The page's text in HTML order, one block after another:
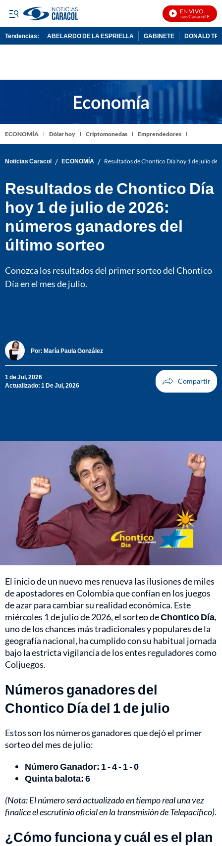
EN VIVO
Noticias Caracol En Vivo
Tendencias: ABELARDO DE LA ESPRIELLA GABINETE DONALD
ECONOMÍA Dólar hoy Criptomonedas Emprendedores
Noticias Caracol / ECONOMÍA / Resultados de Chontico Día hoy 1 de julio
Resultados de Chontico Día
hoy 1 de julio de 2026:
números ganadores del
último sorteo
Conozca los resultados del primer sorteo del Chontico
Día en el mes de julio.
Por: María Paula González
1 de Jul, 2026
Actualizado: 1 De Jul, 2026
El inicio de un nuevo mes renueva las ilusiones de miles
de apostadores en Colombia que confían en los juegos
de azar para cambiar su realidad económica. Este
miércoles 1 de julio de 2026, el sorteo deChontico Día,
uno de los chances más tradicionales y populares de la
geografía nacional, ha cumplido con su habitual jornada
bajo la estricta vigilancia de los entes reguladores como
Coljuegos.
Números ganadores del
Chontico Día del 1 de julio
Estos son los números ganadores que dejó el primer
sorteo del mes de julio:
Número Ganador: 1 - 4 - 1 - 0
Quinta balota: 6
(Nota: El número será actualizado en tiempo real una vez
finalice el escrutinio oficial en la transmisión de Telepacífico).
¿Cómo funciona y cuál es el plan